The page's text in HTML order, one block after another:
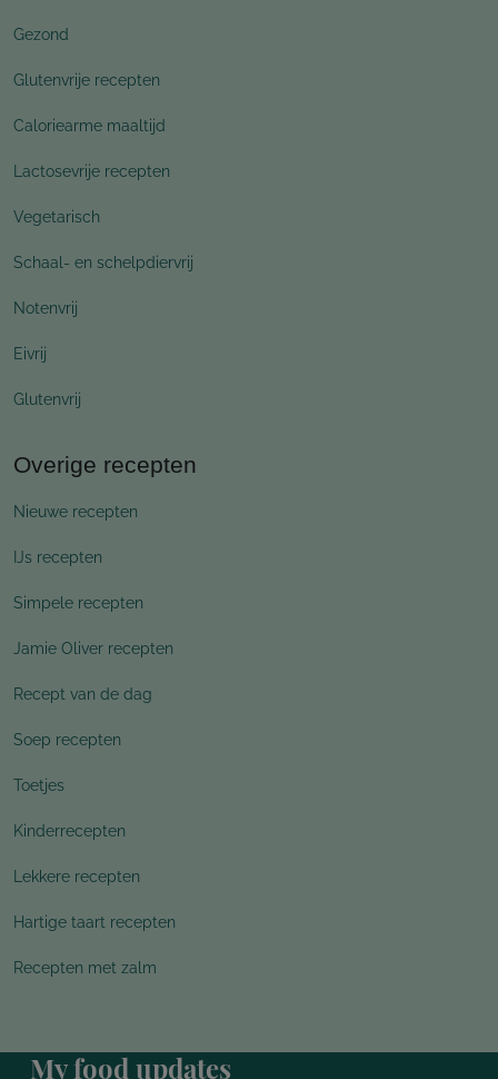
Gezond
Glutenvrije recepten
Caloriearme maaltijd
Lactosevrije recepten
Vegetarisch
Schaal- en schelpdiervrij
Notenvrij
Eivrij
Glutenvrij
Overige recepten
Nieuwe recepten
IJs recepten
Simpele recepten
Jamie Oliver recepten
Recept van de dag
Soep recepten
Toetjes
Kinderrecepten
Lekkere recepten
Hartige taart recepten
Recepten met zalm
My food updates